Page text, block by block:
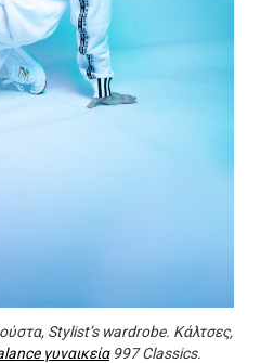
Stylist’s wardrobe. Κάλτσες,
γυναικεία997 Classics.